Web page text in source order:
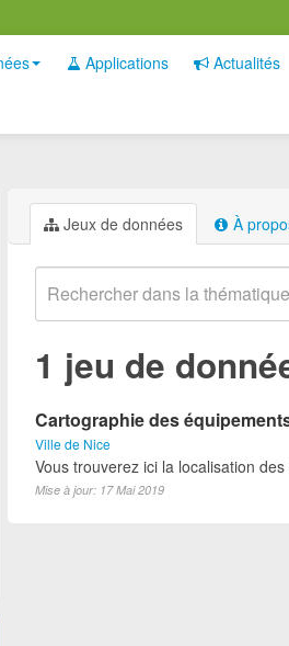
Applications Actualités
Jeux de données À
1 jeu de
Cartographie des
Ville de Nice
Vous trouverez ici la localisation
Mise à jour: 17 Mai 2019